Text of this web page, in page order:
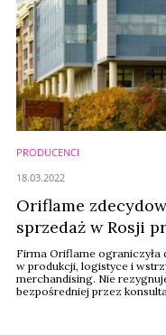
PRODUCENCI
Oriflame
sprzedaż w Rosji
Firma Oriflame ograniczyła
w produkcji, logistyce i
merchandising. Nie
bezpośredniej przez
18.03.2022